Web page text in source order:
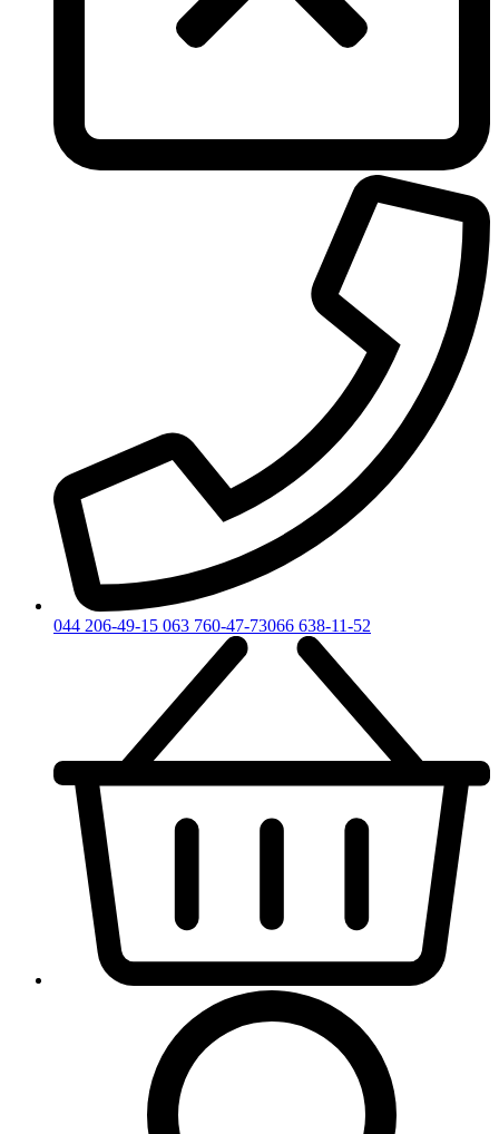
044 206-49-15 063 760-47-73066 638-11-52